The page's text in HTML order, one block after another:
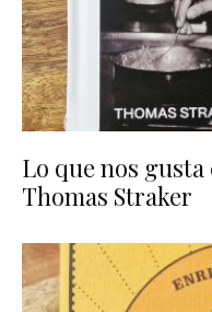
Lo que nos
Thomas Straker